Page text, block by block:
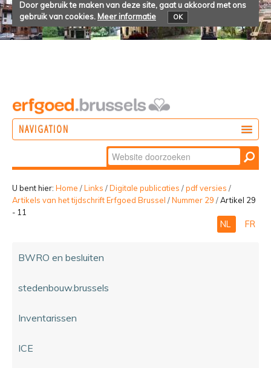
Door gebruik te maken van deze site, gaat u akkoord met ons
gebruik van cookies. Meer informatie OK
NAVIGATION
BELEVEN
Zoek
Geavanceerd
zoeken...
U bent hier: Home /Links /Digitale publicaties /pdf versies /
Artikels van het tijdschrift Erfgoed Brussel /Nummer 29 /Artikel 29
- 11
NL FR
BWRO en besluiten
stedenbouw.brussels
Inventarissen
ICE